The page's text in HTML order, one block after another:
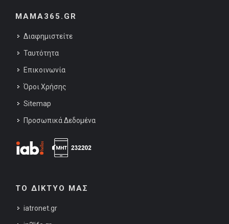
MAMA365.GR
Διαφημιστείτε
Ταυτότητα
Επικοινωνία
Όροι Χρήσης
Sitemap
Προσωπικά Δεδομένα
ΤΟ ΔΙΚΤΥΟ ΜΑΣ
iatronet.gr